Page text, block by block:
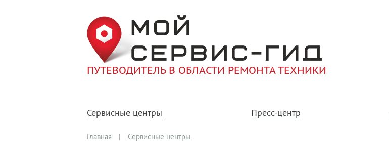
ПУТЕВОДИТЕЛЬ В ОБЛАСТИ РЕМОНТА ТЕХНИКИ
Сервисные центры Пресс-центр
Главная | Сервисные центры